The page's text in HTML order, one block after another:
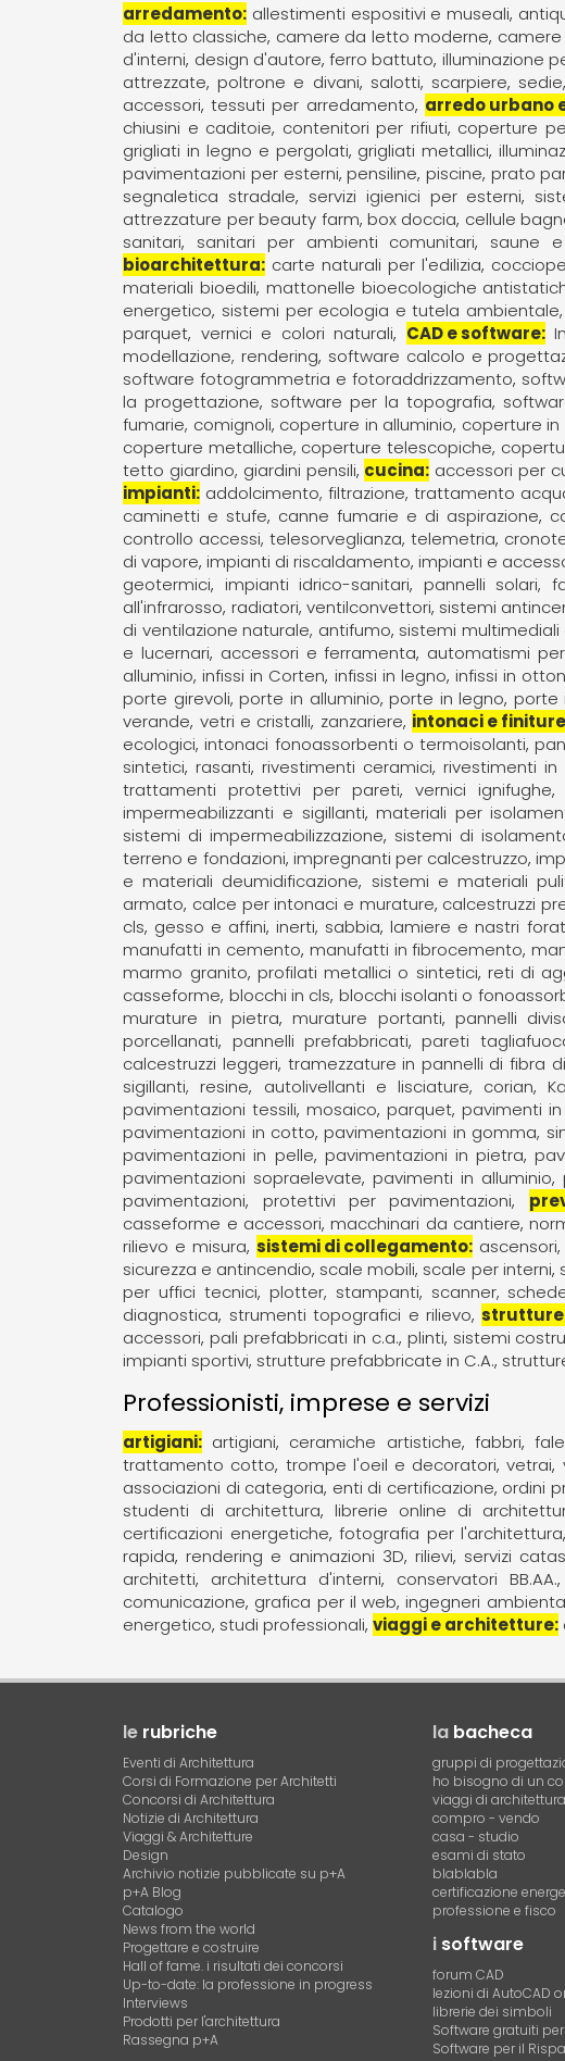
arredamento allestimenti espositivi e museali
da letto classiche camere da letto moderne camere
d'interni design d'autore ferro battuto illuminazione
attrezzate poltrone e divani salotti scarpiere sedie
accessori tessuti per arredamento arredo urbano
chiusini e caditoie contenitori per rifiuti coperture
grigliati in legno e pergolati grigliati metallici
pavimentazioni per esterni pensiline piscine prato
segnaletica stradale
servizi igienici per esterni
attrezzature per beauty farm box doccia cellule
sanitari
sanitari per ambienti comunitari saune
bioarchitettura carte naturali per l'edilizia
materiali bioedili mattonelle bioecologiche
energetico sistemi per ecologia e tutela ambientale
parquet vernici e colori naturali CAD e software
modellazione, rendering software calcolo e
software fotogrammetria e fotoraddrizzamento
la progettazione software per la topografia
fumarie, comignoli coperture in alluminio coperture in
coperture metalliche coperture telescopiche
tetto giardino, giardini pensili cucina accessori per
impianti addolcimento, filtrazione, trattamento
caminetti e stufe canne fumarie e di aspirazione
controllo accessi, telesorveglianza, telemetria
di vapore impianti di riscaldamento impianti e
geotermici
impianti idrico-sanitari pannelli solari,
all'infrarosso radiatori, ventilconvettori sistemi
di ventilazione naturale, antifumo sistemi
e lucernari accessori e ferramenta automatismi
alluminio infissi in Corten infissi in legno infissi in
porte girevoli porte in alluminio porte in legno porte
verande vetri e cristalli zanzariere intonaci e finiture
ecologici intonaci fonoassorbenti o termoisolanti
sintetici rasanti rivestimenti ceramici rivestimenti in
trattamenti protettivi per pareti
vernici ignifughe
impermeabilizzanti e sigillanti materiali per
sistemi di impermeabilizzazione sistemi di
terreno e fondazioni impregnanti per calcestruzzo
e materiali deumidificazione sistemi e materiali
armato calce per intonaci e murature calcestruzzi
cls gesso e affini inerti, sabbia lamiere e nastri
manufatti in cemento manufatti in fibrocemento
marmo granito profilati metallici o sintetici reti di
casseforme blocchi in cls blocchi isolanti o
murature in pietra
murature portanti pannelli
porcellanati
pannelli prefabbricati pareti
calcestruzzi leggeri tramezzature in pannelli di fibra
sigillanti, resine
autolivellanti e lisciature corian
pavimentazioni tessili mosaico parquet, pavimenti
pavimentazioni in cotto pavimentazioni in gomma,
pavimentazioni in pelle pavimentazioni in pietra
pavimentazioni sopraelevate pavimenti in alluminio
pavimentazioni
protettivi per pavimentazioni
casseforme e accessori macchinari da cantiere
rilievo e misura sistemi di collegamento ascensori
sicurezza e antincendio scale mobili scale per interni
per uffici tecnici plotter, stampanti, scanner,
diagnostica strumenti topografici e rilievo strutture
accessori pali prefabbricati in c.a. plinti sistemi
impianti sportivi strutture prefabbricate in C.A.
Professionisti, imprese e servizi
artigiani artigiani ceramiche artistiche fabbri
trattamento cotto trompe l'oeil e decoratori vetrai
associazioni di categoria enti di certificazione ordini
studenti di architettura
librerie online di
certificazioni energetiche fotografia per l'architettura
rapida rendering e animazioni 3D rilievi servizi
architetti
architettura d'interni conservatori BB.AA.
comunicazione grafica per il web ingegneri
energetico studi professionali viaggi e architetture
le rubriche
Eventi di Architettura
Corsi di Formazione per Architetti
Concorsi di Architettura
Notizie di Architettura
Viaggi & Architetture
Design
Archivio notizie pubblicate su p+A
p+A Blog
Catalogo
News from the world
Progettare e costruire
Hall of fame. i risultati dei concorsi
Up-to-date: la professione in progress
Interviews
Prodotti per l'architettura
Rassegna p+A
la bacheca
gruppi di
ho bisogno di un
viaggi di architettura
compro - vendo
casa - studio
esami di stato
blablabla
certificazione
professione e fisco
i software
forum CAD
lezioni di AutoCAD
librerie dei simboli
Software gratuiti
Software per il